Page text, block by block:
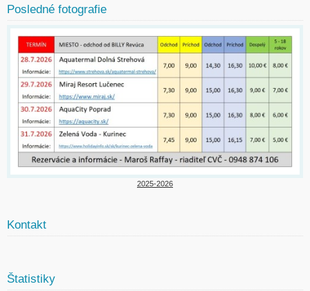
Posledné fotografie
2025-2026
Kontakt
Štatistiky